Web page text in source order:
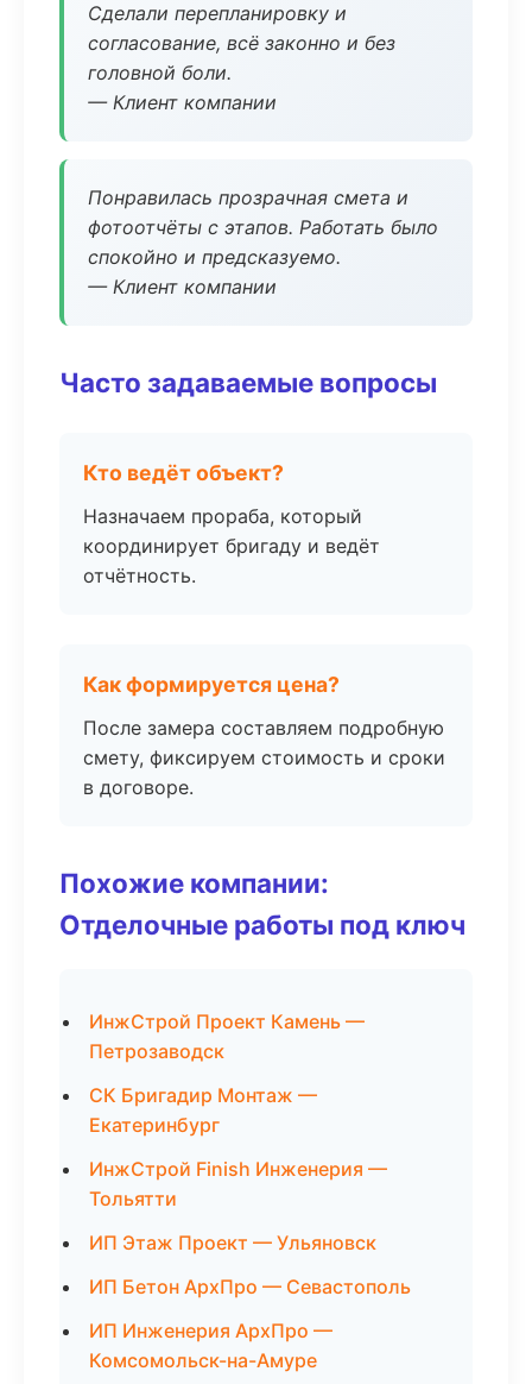
Сделали перепланировку и
согласование, всё законно и без
головной боли.
— Клиент компании
Понравилась прозрачная смета и
фотоотчёты с этапов. Работать было
спокойно и предсказуемо.
— Клиент компании
Часто задаваемые вопросы
Кто ведёт объект?
Назначаем прораба, который
координирует бригаду и ведёт
отчётность.
Как формируется цена?
После замера составляем подробную
смету, фиксируем стоимость и сроки
в договоре.
Похожие компании:
Отделочные работы под ключ
ИнжСтрой Проект Камень —
Петрозаводск
СК Бригадир Монтаж —
Екатеринбург
ИнжСтрой Finish Инженерия —
Тольятти
ИП Этаж Проект — Ульяновск
ИП Бетон АрхПро — Севастополь
ИП Инженерия АрхПро —
Комсомольск-на-Амуре